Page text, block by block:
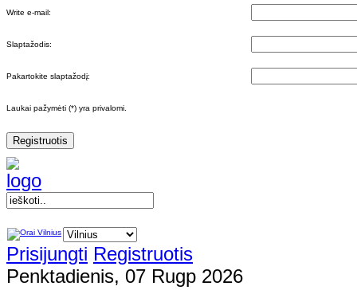
Write e-mail:
Slaptažodis:
Pakartokite slaptažodį:
Laukai pažymėti (*) yra privalomi.
Registruotis
Prisijungti Registruotis
Penktadienis, 07 Rugp 2026